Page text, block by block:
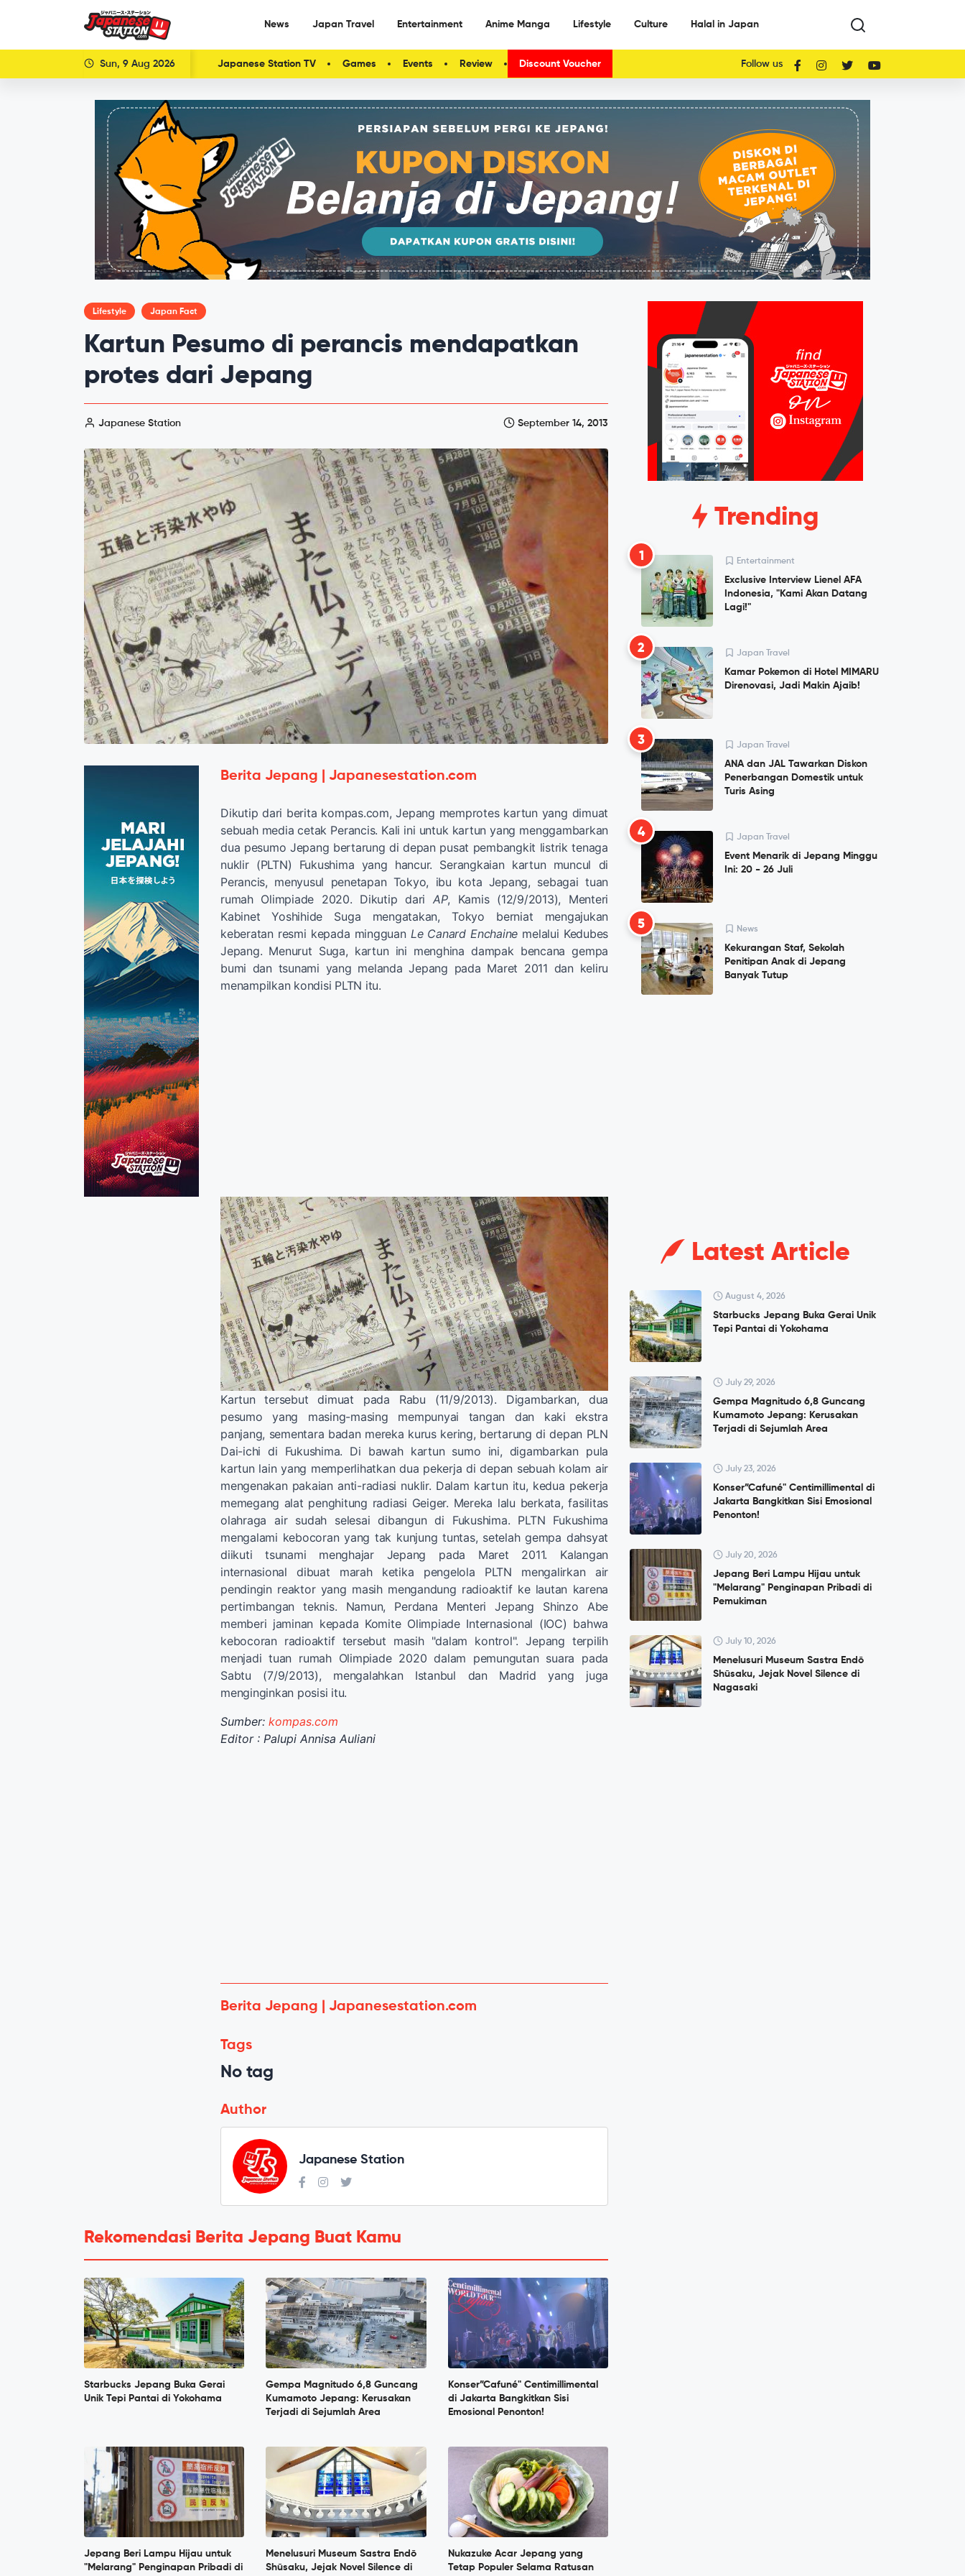
News Japan Travel Entertainment Anime Manga Lifestyle Culture Halal in Japan
Sun, 9 Aug 2026 Japanese Station TV Games Events Review Discount Voucher Follow us
Lifestyle Japan Fact
Kartun Pesumo di perancis mendapatkan
protes dari Jepang
Japanese Station September 14, 2013
Berita Jepang | Japanesestation.com
Dikutip dari berita kompas.com, Jepang memprotes kartun yang dimuat
sebuah media cetak Perancis. Kali ini untuk kartun yang menggambarkan
dua pesumo Jepang bertarung di depan pusat pembangkit listrik tenaga
nuklir (PLTN) Fukushima yang hancur. Serangkaian kartun muncul di
Perancis, menyusul penetapan Tokyo, ibu kota Jepang, sebagai tuan
rumah Olimpiade 2020. Dikutip dari AP, Kamis (12/9/2013), Menteri
Kabinet Yoshihide Suga mengatakan, Tokyo berniat mengajukan
keberatan resmi kepada mingguan Le Canard Enchaine melalui Kedubes
Jepang. Menurut Suga, kartun ini menghina dampak bencana gempa
bumi dan tsunami yang melanda Jepang pada Maret 2011 dan keliru
menampilkan kondisi PLTN itu.
Kartun tersebut dimuat pada Rabu (11/9/2013). Digambarkan, dua
pesumo yang masing-masing mempunyai tangan dan kaki ekstra
panjang, sementara badan mereka kurus kering, bertarung di depan PLN
Dai-ichi di Fukushima. Di bawah kartun sumo ini, digambarkan pula
kartun lain yang memperlihatkan dua pekerja di depan sebuah kolam air
mengenakan pakaian anti-radiasi nuklir. Dalam kartun itu, kedua pekerja
memegang alat penghitung radiasi Geiger. Mereka lalu berkata, fasilitas
olahraga air sudah selesai dibangun di Fukushima. PLTN Fukushima
mengalami kebocoran yang tak kunjung tuntas, setelah gempa dahsyat
diikuti tsunami menghajar Jepang pada Maret 2011. Kalangan
internasional dibuat marah ketika pengelola PLTN mengalirkan air
pendingin reaktor yang masih mengandung radioaktif ke lautan karena
pertimbangan teknis. Namun, Perdana Menteri Jepang Shinzo Abe
memberi jaminan kepada Komite Olimpiade Internasional (IOC) bahwa
kebocoran radioaktif tersebut masih "dalam kontrol". Jepang terpilih
menjadi tuan rumah Olimpiade 2020 dalam pemungutan suara pada
Sabtu (7/9/2013), mengalahkan Istanbul dan Madrid yang juga
menginginkan posisi itu.
Sumber: kompas.com
Editor : Palupi Annisa Auliani
Berita Jepang | Japanesestation.com
Tags
No tag
Author
Japanese Station
Rekomendasi Berita Jepang Buat Kamu
Starbucks Jepang Buka Gerai
Unik Tepi Pantai di Yokohama
Gempa Magnitudo 6,8 Guncang
Kumamoto Jepang: Kerusakan
Terjadi di Sejumlah Area
Konser”Cafuné" Centimillimental
di Jakarta Bangkitkan Sisi
Emosional Penonton!
Jepang Beri Lampu Hijau untuk
"Melarang" Penginapan Pribadi di
Menelusuri Museum Sastra Endō
Shūsaku, Jejak Novel Silence di
Nukazuke Acar Jepang yang
Tetap Populer Selama Ratusan
Trending
1 Entertainment
Exclusive Interview Lienel AFA
Indonesia, "Kami Akan Datang
Lagi!"
2 Japan Travel
Kamar Pokemon di Hotel MIMARU
Direnovasi, Jadi Makin Ajaib!
3 Japan Travel
ANA dan JAL Tawarkan Diskon
Penerbangan Domestik untuk
Turis Asing
4 Japan Travel
Event Menarik di Jepang Minggu
Ini: 20 - 26 Juli
5 News
Kekurangan Staf, Sekolah
Penitipan Anak di Jepang
Banyak Tutup
Latest Article
August 4, 2026
Starbucks Jepang Buka Gerai Unik
Tepi Pantai di Yokohama
July 29, 2026
Gempa Magnitudo 6,8 Guncang
Kumamoto Jepang: Kerusakan
Terjadi di Sejumlah Area
July 23, 2026
Konser”Cafuné" Centimillimental di
Jakarta Bangkitkan Sisi Emosional
Penonton!
July 20, 2026
Jepang Beri Lampu Hijau untuk
"Melarang" Penginapan Pribadi di
Pemukiman
July 10, 2026
Menelusuri Museum Sastra Endō
Shūsaku, Jejak Novel Silence di
Nagasaki